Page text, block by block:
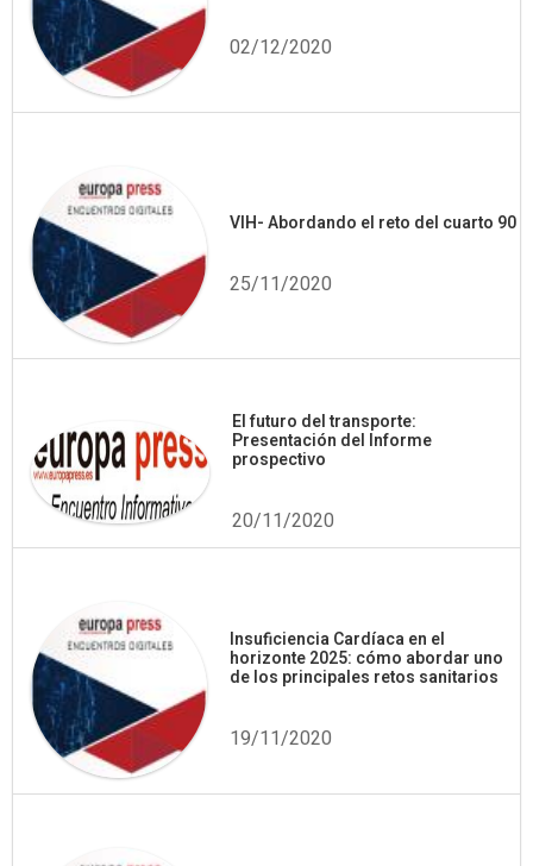
02/12/2020
VIH- Abordando el reto del cuarto 90
25/11/2020
El futuro del transporte:
Presentación del Informe
prospectivo
20/11/2020
Insuficiencia Cardíaca en el
horizonte 2025: cómo abordar uno
de los principales retos sanitarios
19/11/2020